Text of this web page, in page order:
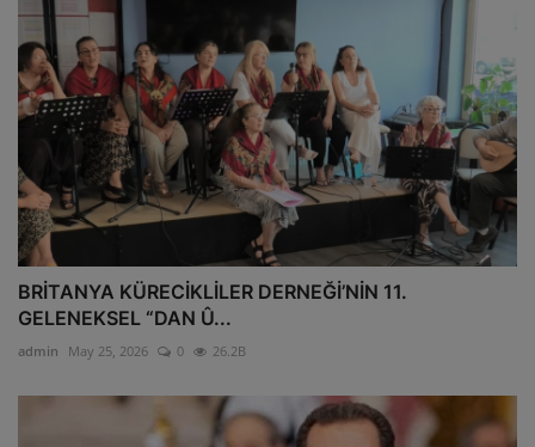
BRİTANYA KÜRECİKLİLER DERNEĞİ’NİN 11.
GELENEKSEL “DAN Û...
admin May 25, 2026 0 26.2B